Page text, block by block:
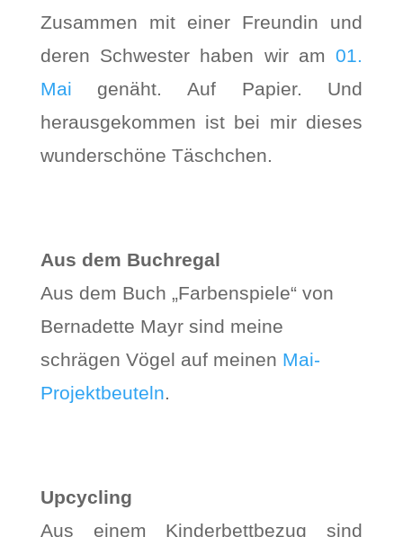
Zusammen mit einer Freundin und
deren Schwester haben wir am01.
Mai genäht. Auf Papier. Und
herausgekommen ist bei mir dieses
wunderschöne Täschchen.
Aus dem Buchregal
Aus dem Buch „Farbenspiele“ von
Bernadette Mayr sind meine
schrägen Vögel auf meinen Mai-
Projektbeuteln.
Upcycling
Aus einem Kinderbettbezug sind